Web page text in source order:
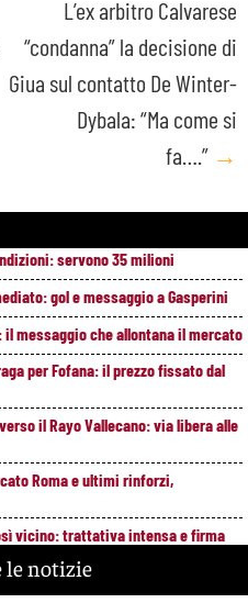
L’ex arbitro Calvarese
“condanna” la decisione di
Giua sul contatto De Winter-
Dybala: “Ma come si
fa….” →
servono 35 milioni
gol e messaggio a Gasperini
messaggio che allontana il mercato
per Fofana: il prezzo fissato dal
il Rayo Vallecano: via libera alle
Roma e ultimi rinforzi,
vicino: trattativa intensa e firma
le notizie